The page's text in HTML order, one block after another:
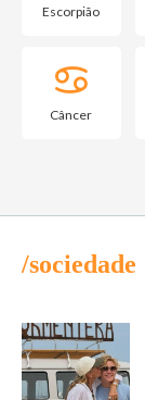
Escorpião
Câncer
/sociedade